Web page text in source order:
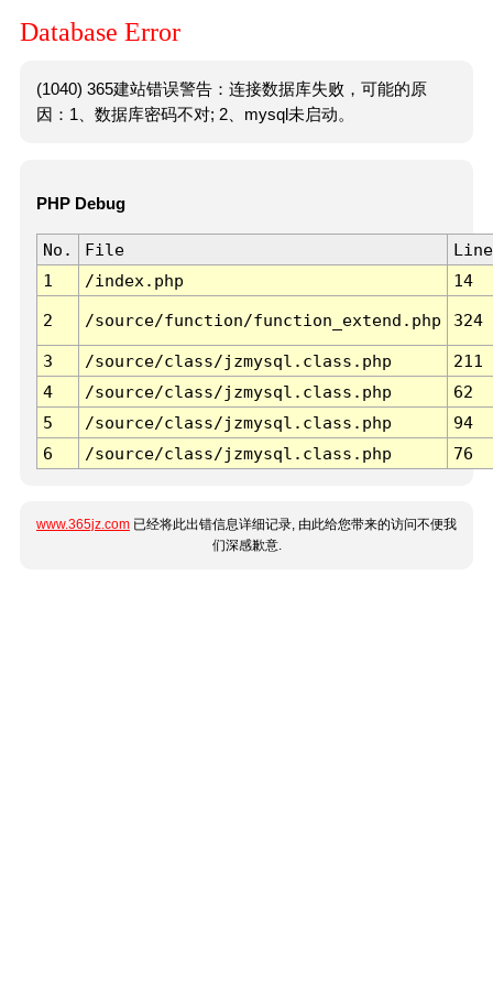
Database Error
(1040) 365建站错误警告：连接数据库失败，可能的原
因：1、数据库密码不对; 2、mysql未启动。
PHP Debug
No. File
Line
1
/index.php 14
2 /source/function/function_extend.php 324
3 /source/class/jzmysql.class.php
211
4
/source/class/jzmysql.class.php
62
5
/source/class/jzmysql.class.php
94
6
/source/class/jzmysql.class.php 76
www.365jz.com 已经将此出错信息详细记录, 由此给您带来的访问不便我
们深感歉意.